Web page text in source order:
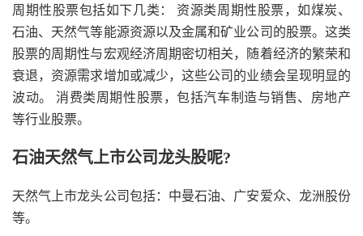
周期性股票包括如下几类： 资源类周期性股票，如煤炭、
石油、天然气等能源资源以及金属和矿业公司的股票。这类
股票的周期性与宏观经济周期密切相关，随着经济的繁荣和
衰退，资源需求增加或减少，这些公司的业绩会呈现明显的
波动。 消费类周期性股票，包括汽车制造与销售、房地产
等行业股票。
石油天然气上市公司龙头股呢?
天然气上市龙头公司包括：中曼石油、广安爱众、龙洲股份
等。